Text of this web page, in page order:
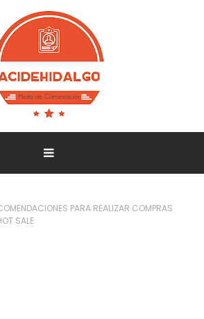
PARA REALIZAR COMPRAS
SALE